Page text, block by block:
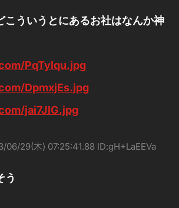
こういうとにあるお社はなんか神
PqTylqu.jpg
DpmxjEs.jpg
jai7JlG.jpg
06/29(木) 07:25:41.88 ID:gH+LaEEVa
う